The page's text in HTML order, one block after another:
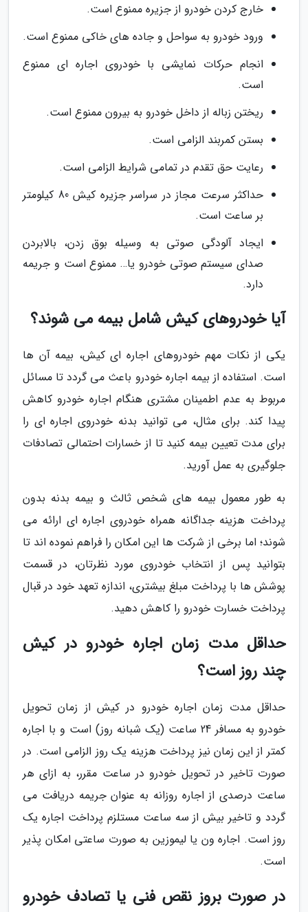
خارج کردن خودرو از جزیره ممنوع است.
ورود خودرو به سواحل و جاده های خاکی ممنوع است.
انجام حرکات نمایشی با خودروی اجاره ای ممنوع
است.
ریختن زباله از داخل خودرو به بیرون ممنوع است.
بستن کمربند الزامی است.
رعایت حق تقدم در تمامی شرایط الزامی است.
حداکثر سرعت مجاز در سراسر جزیره کیش 80 کیلومتر
بر ساعت است.
ایجاد آلودگی صوتی به وسیله بوق زدن، بالابردن
صدای سیستم صوتی خودرو یا… ممنوع است و جریمه
دارد.
آیا خودروهای کیش شامل بیمه می شوند؟
یکی از نکات مهم خودروهای اجاره ای کیش، بیمه آن ها
است. استفاده از بیمه اجاره خودرو باعث می گردد تا مسائل
مربوط به عدم اطمینان مشتری هنگام اجاره خودرو کاهش
پیدا کند. برای مثال، می توانید بدنه خودروی اجاره ای را
برای مدت تعیین بیمه کنید تا از خسارات احتمالی تصادفات
جلوگیری به عمل آورید.
به طور معمول بیمه های شخص ثالث و بیمه بدنه بدون
پرداخت هزینه جداگانه همراه خودروی اجاره ای ارائه می
شوند؛ اما برخی از شرکت ها این امکان را فراهم نموده اند تا
بتوانید پس از انتخاب خودروی مورد نظرتان، در قسمت
پوشش ها با پرداخت مبلغ بیشتری، اندازه تعهد خود در قبال
پرداخت خسارت خودرو را کاهش دهید.
حداقل مدت زمان اجاره خودرو در کیش
چند روز است؟
حداقل مدت زمان اجاره خودرو در کیش از زمان تحویل
خودرو به مسافر 24 ساعت (یک شبانه روز) است و با اجاره
کمتر از این زمان نیز پرداخت هزینه یک روز الزامی است. در
صورت تاخیر در تحویل خودرو در ساعت مقرر، به ازای هر
ساعت درصدی از اجاره روزانه به عنوان جریمه دریافت می
گردد و تاخیر بیش از سه ساعت مستلزم پرداخت اجاره یک
روز است. اجاره ون یا لیموزین به صورت ساعتی امکان پذیر
است.
در صورت بروز نقص فنی یا تصادف خودرو